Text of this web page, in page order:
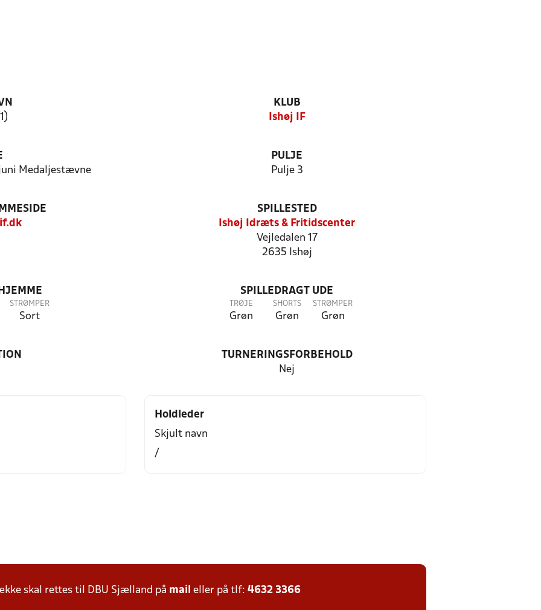
KLUB
Ishøj IF
Medaljestævne
PULJE
Pulje 3
SPILLESTED
Ishøj Idræts & Fritidscenter
Vejledalen 17
2635 Ishøj
STRØMPER
Sort
SPILLEDRAGT UDE
TRØJE
Grøn
SHORTS
Grøn
STRØMPER
Grøn
TURNERINGSFORBEHOLD
Nej
Holdleder
Skjult navn
/
skal rettes til DBU Sjælland på mail eller på tlf: 4632 3366